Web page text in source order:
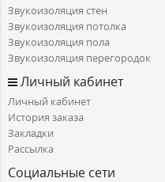
Звукоизоляция стен
Звукоизоляция потолка
Звукоизоляция пола
Звукоизоляция перегородок
Личный кабинет
Личный кабинет
История заказа
Закладки
Рассылка
Социальные сети